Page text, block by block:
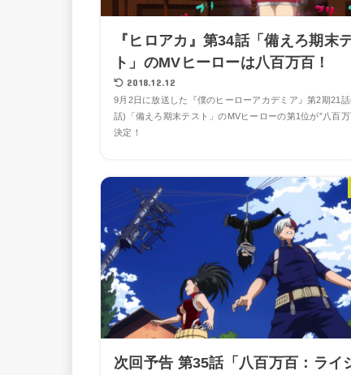
『ヒロアカ』第34話「備えろ期末
ト」のMVヒーローは八百万百！
2018.12.12
9月2日に放送した『僕のヒーローアカデミア』第2期21
話)「備えろ期末テスト」のMVヒーローの第1位が”八百万
決定！
次回予告 第35話「八百万百：ライ